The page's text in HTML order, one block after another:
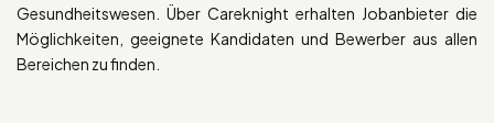
Gesundheitswesen. Über Careknight erhalten Jobanbieter die
Möglichkeiten, geeignete Kandidaten und Bewerber aus allen
Bereichen zu finden.